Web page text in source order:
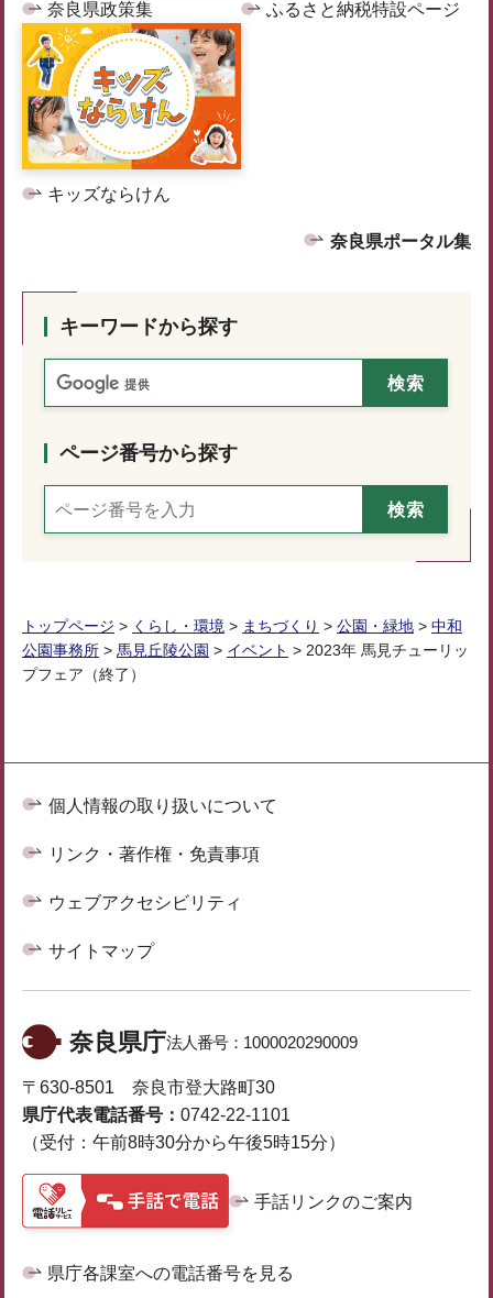
奈良県政策集 ふるさと納税特設ページ
キッズならけん
奈良県ポータル集
キーワードから探す
ページ番号から探す
トップページ > くらし・環境 > まちづくり > 公園・緑地 > 中和
公園事務所 > 馬見丘陵公園 > イベント > 2023年 馬見チューリッ
プフェア（終了）
個人情報の取り扱いについて
リンク・著作権・免責事項
ウェブアクセシビリティ
サイトマップ
奈良県庁法人番号： 1000020290009
〒630-8501 奈良市登大路町30
県庁代表電話番号： 0742-22-1101
（受付：午前8時30分から午後5時15分）
手話リンクのご案内
県庁各課室への電話番号を見る